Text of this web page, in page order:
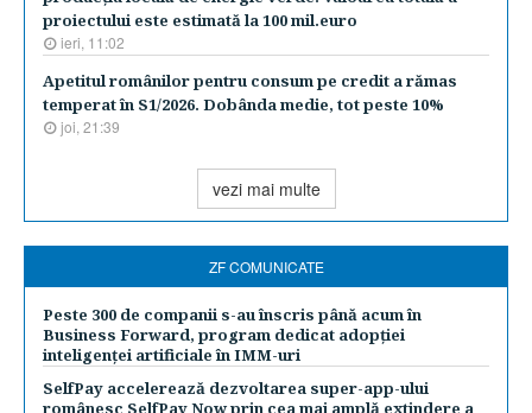
proiectului este estimată la 100 mil.euro
ieri, 11:02
Apetitul românilor pentru consum pe credit a rămas
temperat în S1/2026. Dobânda medie, tot peste 10%
joi, 21:39
vezi mai multe
ZF COMUNICATE
Peste 300 de companii s-au înscris până acum în
Business Forward, program dedicat adopției
inteligenței artificiale în IMM-uri
SelfPay accelerează dezvoltarea super-app-ului
românesc SelfPay Now prin cea mai amplă extindere a